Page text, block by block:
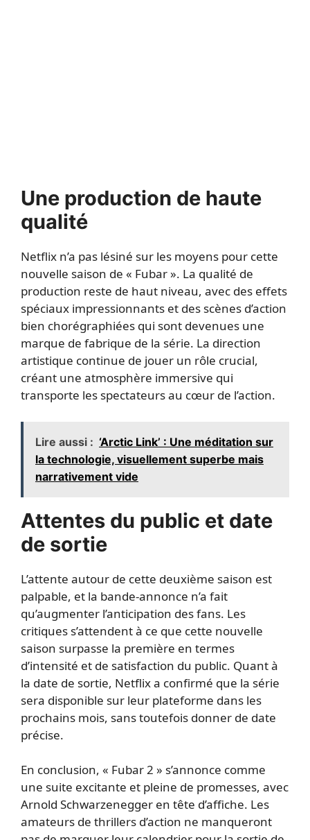
Une production de haute
qualité
Netflix n’a pas lésiné sur les moyens pour cette
nouvelle saison de « Fubar ». La qualité de
production reste de haut niveau, avec des effets
spéciaux impressionnants et des scènes d’action
bien chorégraphiées qui sont devenues une
marque de fabrique de la série. La direction
artistique continue de jouer un rôle crucial,
créant une atmosphère immersive qui
transporte les spectateurs au cœur de l’action.
Lire aussi : ‘Arctic Link’ : Une méditation sur
la technologie, visuellement superbe mais
narrativement vide
Attentes du public et date
de sortie
L’attente autour de cette deuxième saison est
palpable, et la bande-annonce n’a fait
qu’augmenter l’anticipation des fans. Les
critiques s’attendent à ce que cette nouvelle
saison surpasse la première en termes
d’intensité et de satisfaction du public. Quant à
la date de sortie, Netflix a confirmé que la série
sera disponible sur leur plateforme dans les
prochains mois, sans toutefois donner de date
précise.
En conclusion, « Fubar 2 » s’annonce comme
une suite excitante et pleine de promesses, avec
Arnold Schwarzenegger en tête d’affiche. Les
amateurs de thrillers d’action ne manqueront